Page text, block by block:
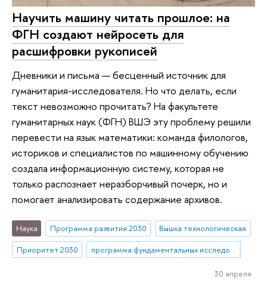
Научить машину читать прошлое: на
ФГН создают нейросеть для
расшифровки рукописей
Дневники и письма — бесценный источник для
гуманитария-исследователя. Но что делать, если
текст невозможно прочитать? На факультете
гуманитарных наук (ФГН) ВШЭ эту проблему решили
перевести на язык математики: команда филологов,
историков и специалистов по машинному обучению
создала информационную систему, которая не
только распознает неразборчивый почерк, но и
помогает анализировать содержание архивов.
Наука Программа развития 2030
Вышка технологическая
Приоритет 2030
программа фундаментальных исследований
30 апреля